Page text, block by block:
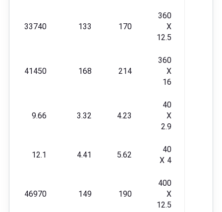
360
X
12.5
170
133
33740
360
X
16
214
168
41450
40
X
2.9
4.23
3.32
9.66
40
X 4
5.62
4.41
12.1
400
X
12.5
190
149
46970